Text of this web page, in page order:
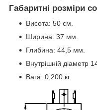
Габаритні розміри
Висота: 50 см.
Ширина: 37 мм.
Глибина: 44,5 мм.
Внутрішній діаметр
Вага: 0,200 кг.